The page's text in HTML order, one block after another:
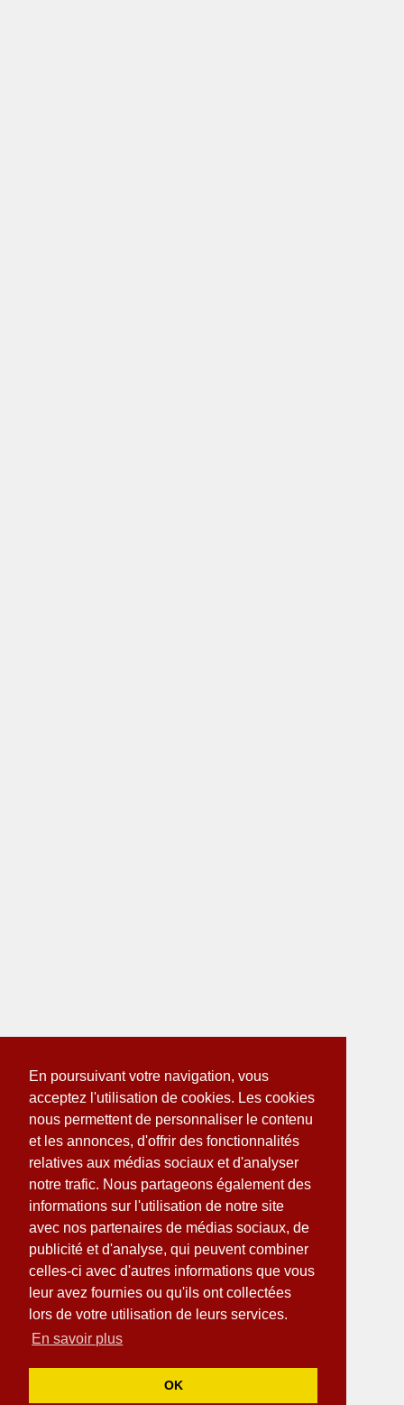
En poursuivant votre navigation, vous
acceptez l'utilisation de cookies. Les cookies
nous permettent de personnaliser le contenu
et les annonces, d'offrir des fonctionnalités
relatives aux médias sociaux et d'analyser
notre trafic. Nous partageons également des
informations sur l'utilisation de notre site
avec nos partenaires de médias sociaux, de
publicité et d'analyse, qui peuvent combiner
celles-ci avec d'autres informations que vous
leur avez fournies ou qu'ils ont collectées
lors de votre utilisation de leurs services.
En savoir plus
OK